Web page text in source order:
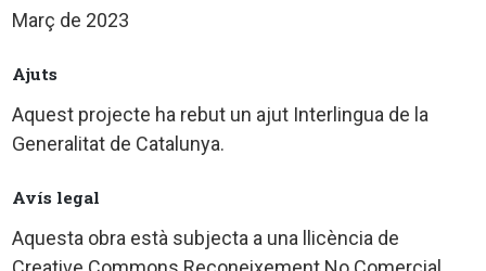
Març de 2023
Ajuts
Aquest projecte ha rebut un ajut Interlingua de la
Generalitat de Catalunya.
Avís legal
Aquesta obra està subjecta a una llicència de